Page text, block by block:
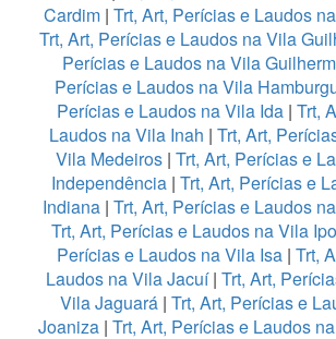
Cardim| Trt, Art, Perícias e Laudos
Trt, Art, Perícias e Laudos na Vila
Perícias e Laudos na Vila
Perícias e Laudos na Vila
Perícias e Laudos na Vila Ida| Trt,
Laudos na Vila Inah | Trt, Art,
Vila Medeiros | Trt, Art, Perícias e
Independência | Trt, Art, Perícias e
Indiana | Trt, Art, Perícias e Laudos
Trt, Art, Perícias e Laudos na Vila
Perícias e Laudos na Vila Isa | Trt,
Laudos na Vila Jacuí| Trt, Art,
Vila Jaguará | Trt, Art, Perícias e
Joaniza| Trt, Art, Perícias e Laudos